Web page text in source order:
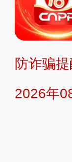
不代理
持投资
提交说
防诈骗
2026年